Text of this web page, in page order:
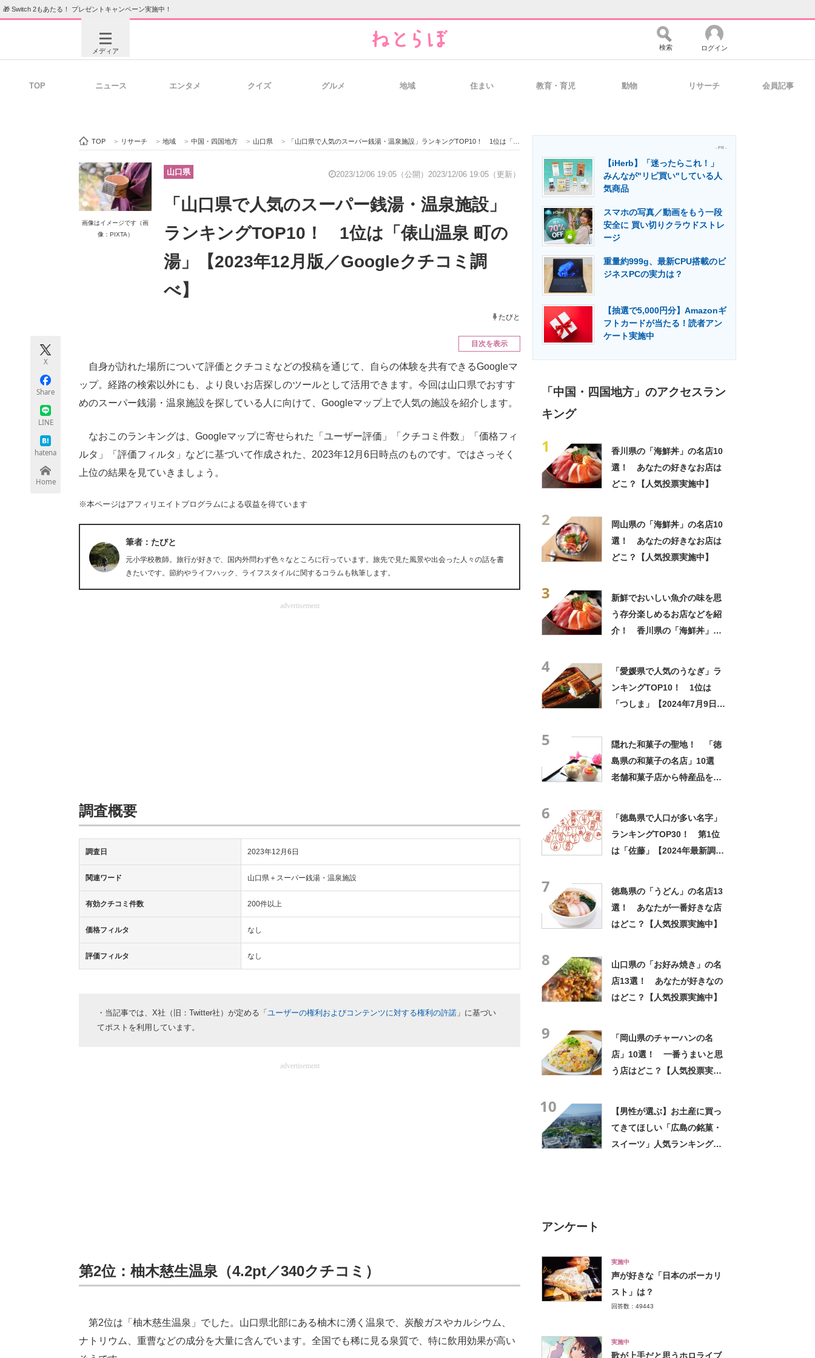
🎁 Switch 2もあたる！ プレゼントキャンペーン実施中！
メディア
ビジネスと働き方のヒント 経営リーダーのコミュニティ マーケ×ITの今がよく分かる
ITエンジニア向け専門サイト IT製品の技術・比較・事例 製造業のIT導入・活用を支援
モノづくり技術者専門サイト エネルギーの専門メディア 建設×テクノロジーの最前線
検索 ログイン
TOP ニュース エンタメ クイズ グルメ 地域 住まい 教育・育児 動物 リサーチ 会員記事
TOP > リサーチ > 地域 > 中国・四国地方 > 山口県 > 「山口県で人気のスーパー銭湯・温泉施設」ランキングTOP10！ 1位は「俵山温泉 町の湯」【2023年12月版／Googleクチコミ調べ】
画像はイメージです（画
像：PIXTA）
山口県 2023/12/06 19:05（公開） 2023/12/06 19:05（更新）
「山口県で人気のスーパー銭湯・温泉施設」
ランキングTOP10！ 1位は「俵山温泉 町の
湯」【2023年12月版／Googleクチコミ調
べ】
たびと
X
Share
LINE
hatena
Home
目次を表示
自身が訪れた場所について評価とクチコミなどの投稿を通じて、自らの体験を共有できるGoogleマ
ップ。経路の検索以外にも、より良いお店探しのツールとして活用できます。今回は山口県でおすす
めのスーパー銭湯・温泉施設を探している人に向けて、Googleマップ上で人気の施設を紹介します。
なおこのランキングは、Googleマップに寄せられた「ユーザー評価」「クチコミ件数」「価格フィ
ルタ」「評価フィルタ」などに基づいて作成された、2023年12月6日時点のものです。ではさっそく
上位の結果を見ていきましょう。
※本ページはアフィリエイトプログラムによる収益を得ています
筆者：たびと
元小学校教師。旅行が好きで、国内外問わず色々なところに行っています。旅先で見た風景や出会った人々の話を書
きたいです。節約やライフハック、ライフスタイルに関するコラムも執筆します。
advertisement
調査概要
調査日 2023年12月6日
関連ワード 山口県＋スーパー銭湯・温泉施設
有効クチコミ件数 200件以上
価格フィルタ なし
評価フィルタ なし
・当記事では、X社（旧：Twitter社）が定める「 ユーザーの権利およびコンテンツに対する権利の許諾 」に基づい
てポストを利用しています。
advertisement
第2位：柚木慈生温泉（4.2pt／340クチコミ）
第2位は「柚木慈生温泉」でした。山口県北部にある柚木に湧く温泉で、炭酸ガスやカルシウム、
ナトリウム、重曹などの成分を大量に含んでいます。全国でも稀に見る泉質で、特に飲用効果が高い
- PR -
【iHerb】「迷ったらこれ！」
みんなが"リピ買い"している人
気商品
スマホの写真／動画をもう一段
安全に 買い切りクラウドストレ
ージ
重量約999g、最新CPU搭載のビ
ジネスPCの実力は？
【抽選で5,000円分】Amazonギ
フトカードが当たる！読者アン
ケート実施中
「中国・四国地方」のアクセスラン
キング
1
香川県の「海鮮丼」の名店10
選！ あなたの好きなお店は
どこ？【人気投票実施中】
2
岡山県の「海鮮丼」の名店10
選！ あなたの好きなお店は
どこ？【人気投票実施中】
3
新鮮でおいしい魚介の味を思
う存分楽しめるお店などを紹
介！ 香川県の「海鮮丼」の
4
「愛媛県で人気のうなぎ」ラ
ンキングTOP10！ 1位は
「つしま」【2024年7月9日時
5
隠れた和菓子の聖地！ 「徳
島県の和菓子の名店」10選
老舗和菓子店から特産品を活
6
「徳島県で人口が多い名字」
ランキングTOP30！ 第1位
は「佐藤」【2024年最新調査
7
徳島県の「うどん」の名店13
選！ あなたが一番好きな店
はどこ？【人気投票実施中】
8
山口県の「お好み焼き」の名
店13選！ あなたが好きなの
はどこ？【人気投票実施中】
9
「岡山県のチャーハンの名
店」10選！ 一番うまいと思
う店はどこ？【人気投票実施
10
【男性が選ぶ】お土産に買っ
てきてほしい「広島の銘菓・
スイーツ」人気ランキング
アンケート
実施中
声が好きな「日本のボーカリ
スト」は？
回答数：49443
実施中
歌が上手だと思うホロライブ